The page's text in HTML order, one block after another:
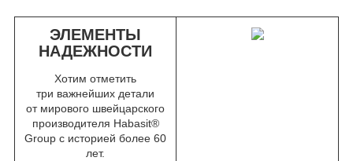
ЭЛЕМЕНТЫ
НАДЕЖНОСТИ
Хотим отметить
три важнейших детали
от мирового швейцарского
производителя Habasit®
Group с историей более 60
лет.